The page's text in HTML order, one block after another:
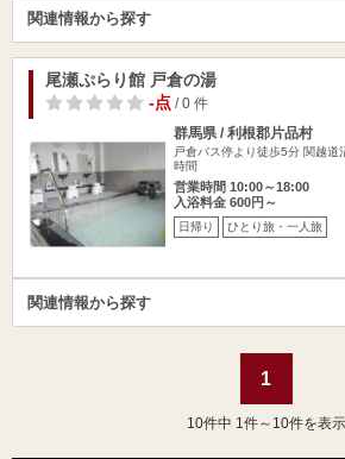
関連情報から探す
尾瀬ぷらり館 戸倉の湯
-点/ 0 件
群馬県 / 利根郡片品村
戸倉バス停より徒歩5分 関越道
時間
営業時間 10:00～18:00
入浴料金 600円～
日帰り ひとり旅・一人旅
関連情報から探す
1
10件中 1件～10件を表示